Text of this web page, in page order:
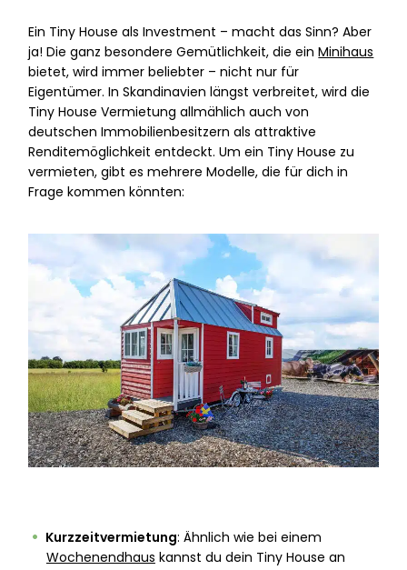
Ein Tiny House als Investment – macht das Sinn? Aber
ja! Die ganz besondere Gemütlichkeit, die einMinihaus
bietet, wird immer beliebter – nicht nur für
Eigentümer. In Skandinavien längst verbreitet, wird die
Tiny House Vermietung allmählich auch von
deutschen Immobilienbesitzern als attraktive
Renditemöglichkeit entdeckt. Um ein Tiny House zu
vermieten, gibt es mehrere Modelle, die für dich in
Frage kommen könnten:
Kurzzeitvermietung: Ähnlich wie bei einem
Wochenendhaus kannst du dein Tiny House an